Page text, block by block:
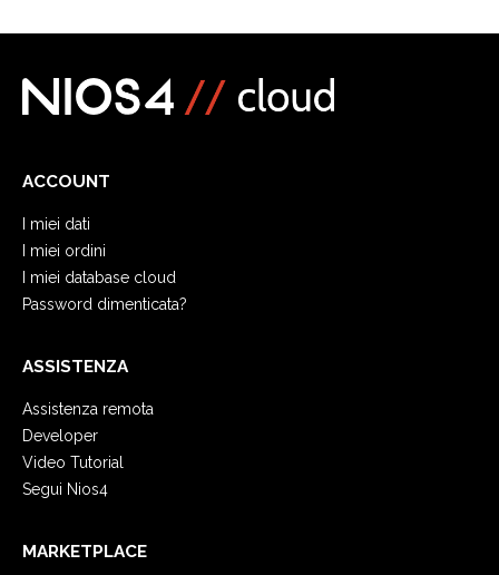
ACCOUNT
I miei dati
I miei ordini
I miei database cloud
Password dimenticata?
ASSISTENZA
Assistenza remota
Developer
Video Tutorial
Segui Nios4
MARKETPLACE